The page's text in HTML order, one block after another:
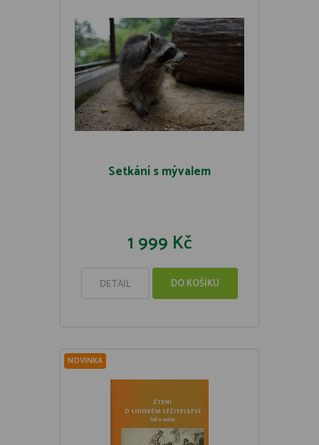
Setkání s mývalem
1 999 Kč
DETAIL DO KOŠÍKU
NOVINKA